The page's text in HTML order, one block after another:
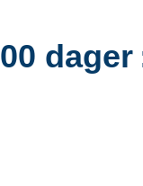
00 dager